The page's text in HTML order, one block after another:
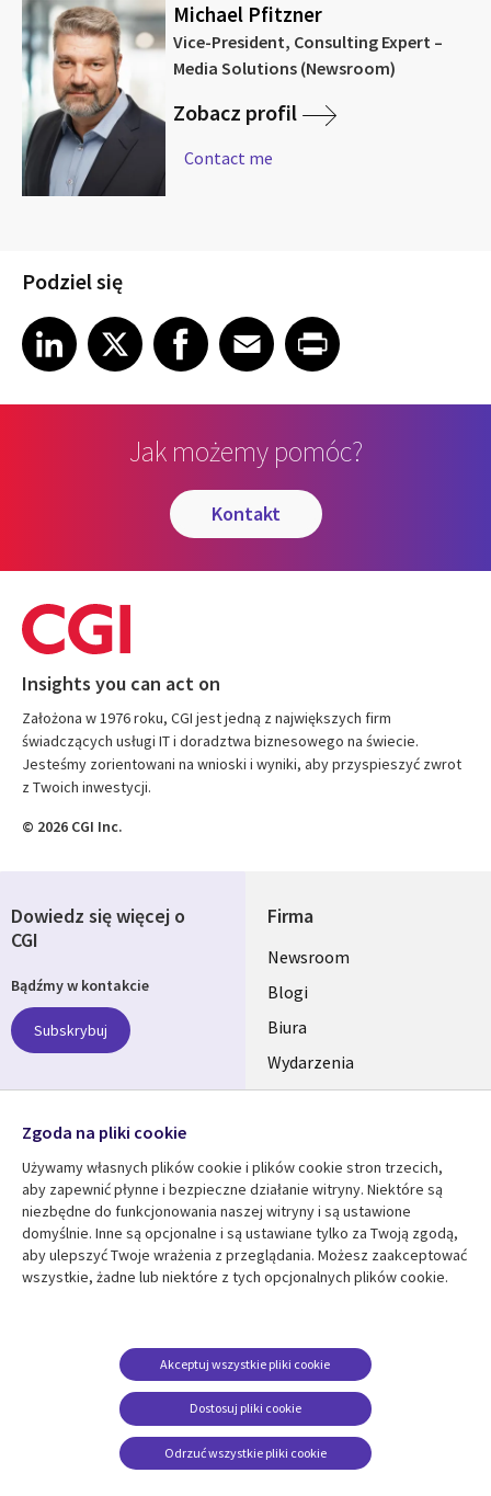
Michael Pfitzner
Vice-President, Consulting Expert –
Media Solutions (Newsroom)
Zobacz profil
Contact me
Podziel się
Share article on LinkedIn
LinkedIn
Share article on XShare article on Facebook
Facebook
Share article on Email
EmailShare article on Print
Jak możemy pomóc?
kontakt
Insights you can act on
Założona w 1976 roku, CGI jest jedną z największych firm
świadczących usługi IT i doradztwa biznesowego na świecie.
Jesteśmy zorientowani na wnioski i wyniki, aby przyspieszyć zwrot
z Twoich inwestycji.
© 2026 CGI Inc.
Firma
Useful
links
SECTIONS
POLSKA
Newsroom
Blogi
Biura
Wydarzenia
Centrum zasobów
Library
SECTIONS
POLSKA
Artykuły
Pomoc
Legal
POLSKA
Informacja prawna
Informacja o
ciasteczkach
Dowiedz się więcej o
CGI
Bądźmy w kontakcie
Subskrybuj
Social
Media
SECTIONS
POLSKA
Zgoda na pliki cookie
Używamy własnych plików cookie i plików cookie stron trzecich,
aby zapewnić płynne i bezpieczne działanie witryny. Niektóre są
niezbędne do funkcjonowania naszej witryny i są ustawione
domyślnie. Inne są opcjonalne i są ustawiane tylko za Twoją zgodą,
aby ulepszyć Twoje wrażenia z przeglądania. Możesz zaakceptować
wszystkie, żadne lub niektóre z tych opcjonalnych plików cookie.
Dostosuj pliki cookie
Akceptuj wszystkie pliki cookie
Odrzuć wszystkie pliki cookie